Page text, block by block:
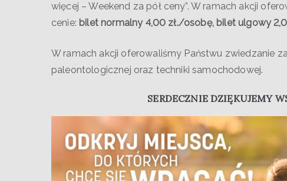
więcej – Weekend za pół ceny”. W ramach akcji
cenie: bilet normalny 4,00 zł./osobę, bilet ulgowy
W ramach akcji oferowaliśmy Państwu zwiedzanie
paleontologicznej oraz techniki samochodowej.
SERDECZNIE DZIĘKUJEMY